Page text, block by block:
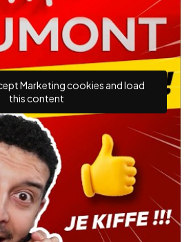
Marketing cookies and load
this content